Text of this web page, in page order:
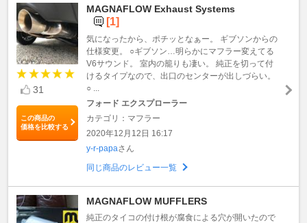
31
この商品の
価格を比較する
MAGNAFLOW Exhaust Systems
[1]
気になったから、ポチッとなぁー。 ギブソンからの
仕様変更。 ○ギブソン…明らかにマフラー変えてる
V6サウンド。 室内の籠りも凄い。 純正を切って付
けるタイプなので、出口のセンターが出しづらい。
○ ...
フォード エクスプローラー
カテゴリ：マフラー
2020年12月12日 16:17
y-r-papaさん
同じ商品のレビュー一覧
MAGNAFLOW MUFFLERS
純正のタイコの付け根が腐食による穴が開いたので